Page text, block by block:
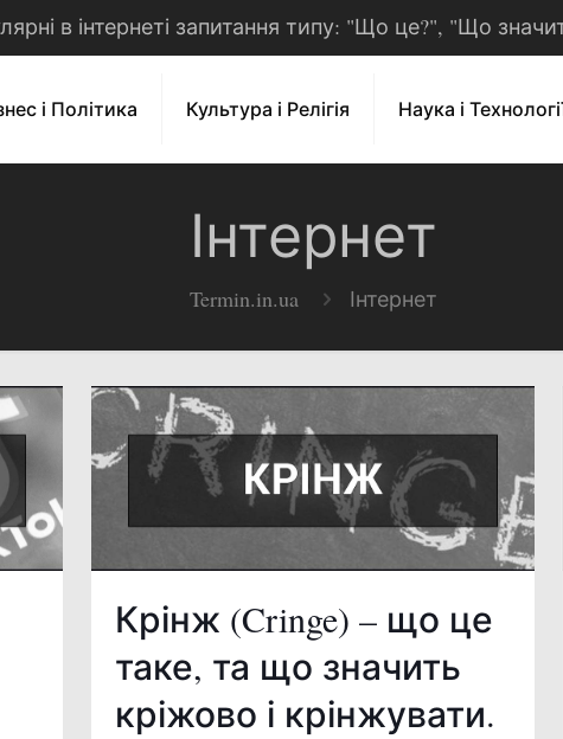
в інтернеті запитання типу: "Що це?", "Що
і Політика Культура і Релігія Наука і
Інтернет
Termin.in.ua Інтернет
Крінж (Cringe) – що це
таке, та що значить
кріжово і крінжувати.